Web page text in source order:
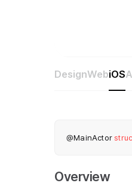
DesignWebiOS
@MainActor
Overview